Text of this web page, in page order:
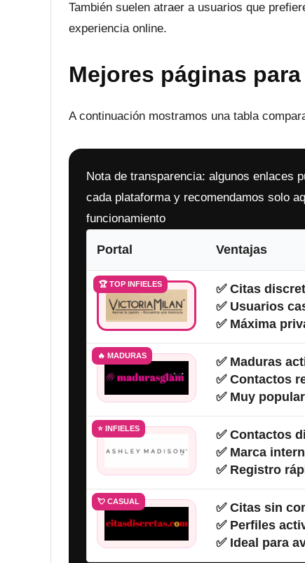
También suelen atraer a usuarios que
experiencia online.
Mejores páginas
A continuación mostramos una tabla
Nota de transparencia: algunos enlaces
cada plataforma y recomendamos solo
funcionamiento
Portal Ventajas
🏆 TOP INFIELES
✅ Citas
✅ Usuarios
✅ Máxima
🔥 MADURAS
✅ Maduras
✅ Contactos
✅ Muy popular
⭐ INFIELES
✅ Contactos
✅ Marca
✅ Registro
💘 CASUAL
✅ Citas sin
✅ Perfiles
✅ Ideal para